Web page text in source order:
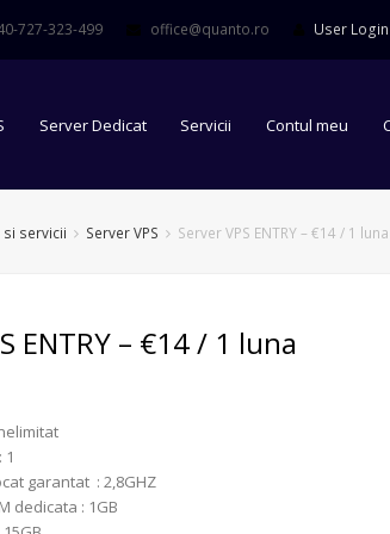
727-323-499 office@quanto.ro User Login
Server Dedicat Servicii Contul meu
servicii Server VPS Server VPS ENTRY – €14 / 1 luna
ENTRY – €14 / 1 luna
1
garantat : 2,8GHZ
dedicata : 1GB